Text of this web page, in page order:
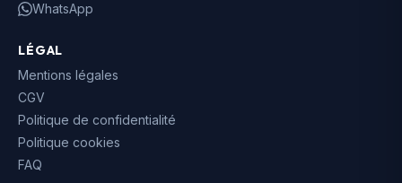
WhatsApp
LÉGAL
Mentions légales
CGV
Politique de confidentialité
Politique cookies
FAQ